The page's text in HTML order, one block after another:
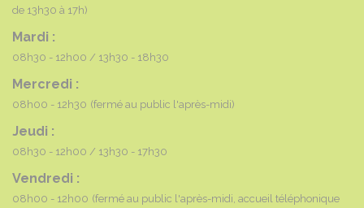
de 13h30 à 17h)
Mardi :
08h30 - 12h00 13h30 - 18h30
Mercredi :
08h00 - 12h30 (fermé au public l'après-midi)
Jeudi :
08h30 - 12h00 13h30 - 17h30
Vendredi :
08h00 - 12h00 (fermé au public l'après-midi, accueil téléphonique